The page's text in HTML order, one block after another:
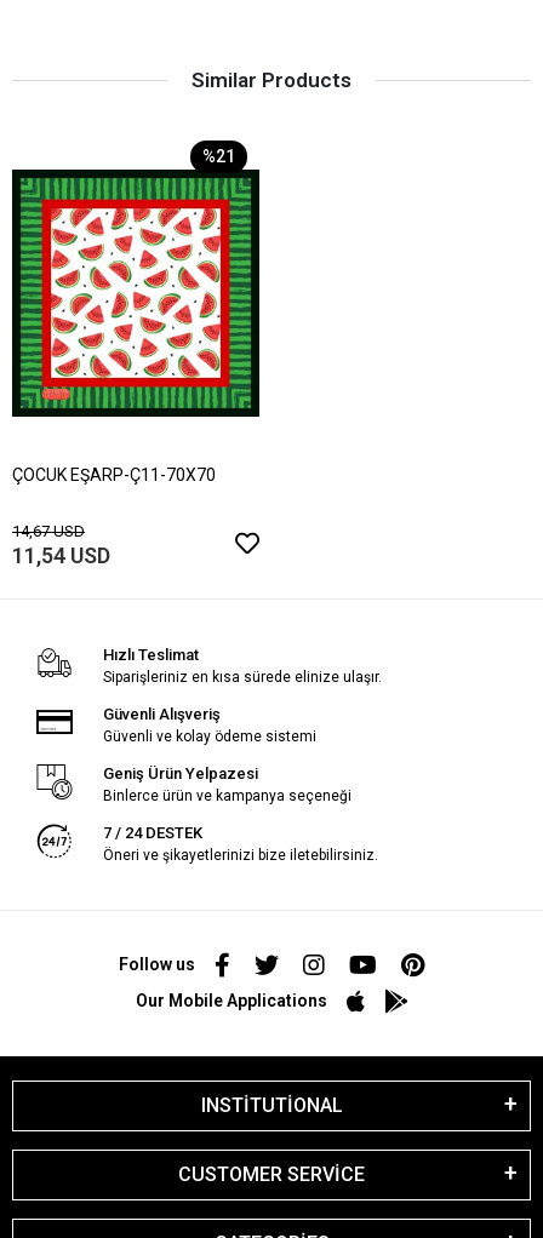
Similar Products
%21
ÇOCUK EŞARP-Ç11-70X70
14,67 USD
11,54 USD
Hızlı Teslimat
Siparişleriniz en kısa sürede elinize ulaşır.
Güvenli Alışveriş
Güvenli ve kolay ödeme sistemi
Geniş Ürün Yelpazesi
Binlerce ürün ve kampanya seçeneği
7 / 24 DESTEK
Öneri ve şikayetlerinizi bize iletebilirsiniz.
Follow us
Our Mobile Applications
INSTİTUTİONAL
CUSTOMER SERVİCE